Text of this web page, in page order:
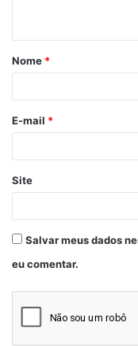
Nome *
E-mail *
Site
Salvar meus dados
eu comentar.